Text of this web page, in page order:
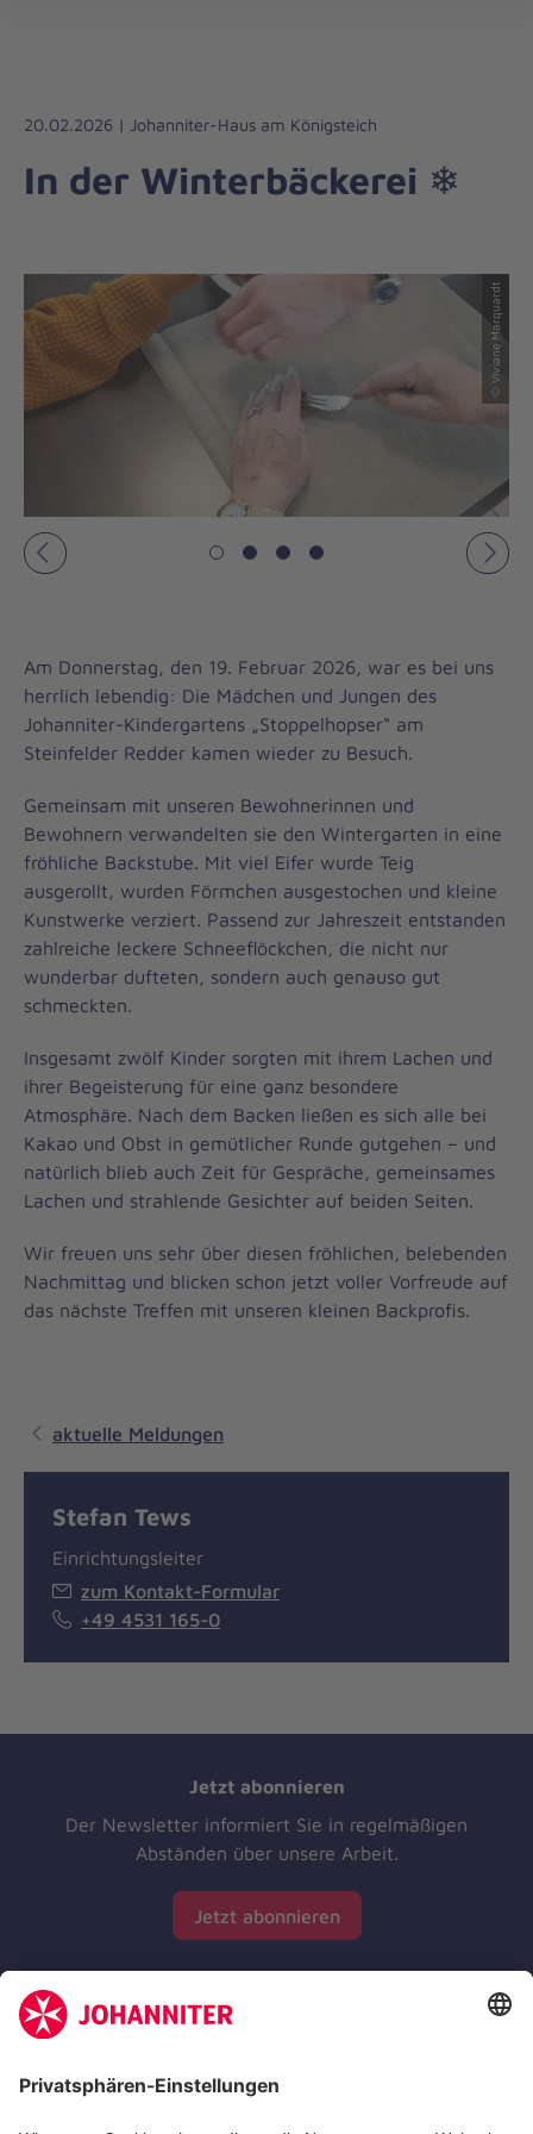
Liebe
Leben
20.02.2026 | Johanniter-Haus am Königsteich
In der Winterbäckerei ❄
© Viviane Marquardt
Vorheriges
Am Donnerstag, den 19. Februar 2026, war es bei uns
herrlich lebendig: Die Mädchen und Jungen des
Johanniter-Kindergartens „Stoppelhopser“ am
Steinfelder Redder kamen wieder zu Besuch.
Gemeinsam mit unseren Bewohnerinnen und
Bewohnern verwandelten sie den Wintergarten in eine
fröhliche Backstube. Mit viel Eifer wurde Teig
ausgerollt, wurden Förmchen ausgestochen und kleine
Kunstwerke verziert. Passend zur Jahreszeit entstanden
zahlreiche leckere Schneeflöckchen, die nicht nur
wunderbar dufteten, sondern auch genauso gut
schmeckten.
Insgesamt zwölf Kinder sorgten mit ihrem Lachen und
ihrer Begeisterung für eine ganz besondere
Atmosphäre. Nach dem Backen ließen es sich alle bei
Kakao und Obst in gemütlicher Runde gutgehen – und
natürlich blieb auch Zeit für Gespräche, gemeinsames
Lachen und strahlende Gesichter auf beiden Seiten.
Wir freuen uns sehr über diesen fröhlichen, belebenden
Nachmittag und blicken schon jetzt voller Vorfreude auf
das nächste Treffen mit unseren kleinen Backprofis.
aktuelle Meldungen
Stefan Tews
Einrichtungsleiter
zum Kontakt-Formular
+49 4531 165-0
Jetzt abonnieren
Der Newsletter informiert Sie in regelmäßigen
Abständen über unsere Arbeit.
Jetzt abonnieren
Zertifizierung der Johanniter-Unfall-Hilfe e.V.